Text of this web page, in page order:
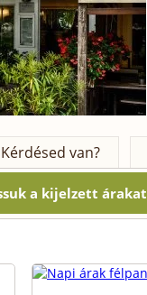
Kérdésed van?
a kijelzett